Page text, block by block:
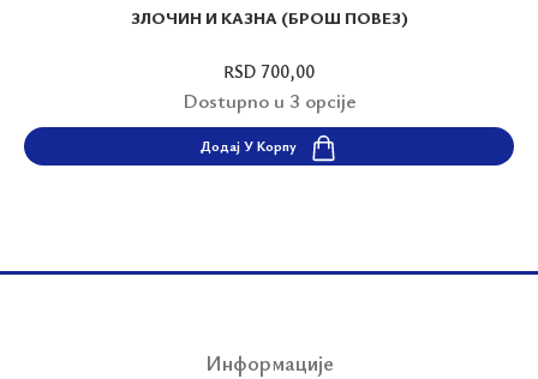
ЗЛОЧИН И КАЗНА (БРОШ ПОВЕЗ)
RSD 700,00
Dostupno u 3 opcije
Додај У Корпу
Информације